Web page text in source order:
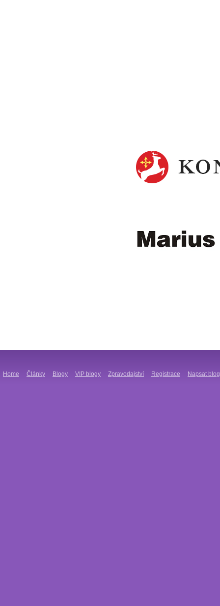
Home Články Blogy VIP blogy Zpravodajství Registrace Napsat blog